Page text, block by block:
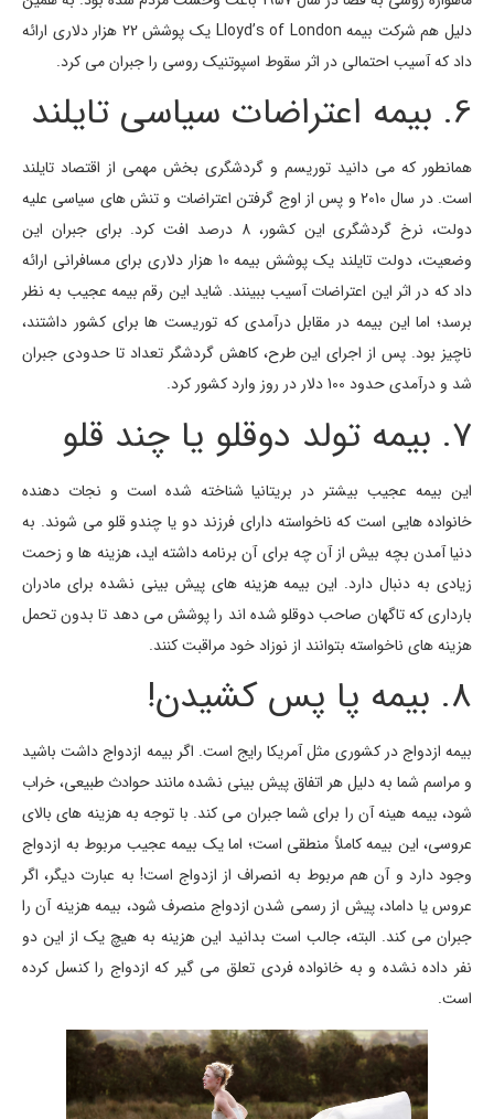
دلیل هم شرکت بیمه Lloyd’s of London یک پوشش 22 هزار دلاری ارائه
داد که آسیب احتمالی در اثر سقوط اسپوتنیک روسی را جبران می کرد.
6. بیمه اعتراضات سیاسی تایلند
همانطور که می دانید توریسم و گردشگری بخش مهمی از اقتصاد تایلند
است. در سال 2010 و پس از اوج گرفتن اعتراضات و تنش های سیاسی علیه
دولت، نرخ گردشگری این کشور، 8 درصد افت کرد. برای جبران این
وضعیت، دولت تایلند یک پوشش بیمه 10 هزار دلاری برای مسافرانی ارائه
داد که در اثر این اعتراضات آسیب ببینند. شاید این رقم بیمه عجیب به نظر
برسد؛ اما این بیمه در مقابل درآمدی که توریست ها برای کشور داشتند،
ناچیز بود. پس از اجرای این طرح، کاهش گردشگر تعداد تا حدودی جبران
شد و درآمدی حدود 100 دلار در روز وارد کشور کرد.
7. بیمه تولد دوقلو یا چند قلو
این بیمه عجیب بیشتر در بریتانیا شناخته شده است و نجات دهنده
خانواده هایی است که ناخواسته دارای فرزند دو یا چندو قلو می شوند. به
دنیا آمدن بچه بیش از آن چه برای آن برنامه داشته اید، هزینه ها و زحمت
زیادی به دنبال دارد. این بیمه هزینه های پیش بینی نشده برای مادران
بارداری که تاگهان صاحب دوقلو شده اند را پوشش می دهد تا بدون تحمل
هزینه های ناخواسته بتوانند از نوزاد خود مراقبت کنند.
8. بیمه پا پس کشیدن!
بیمه ازدواج در کشوری مثل آمریکا رایج است. اگر بیمه ازدواج داشت باشید
و مراسم شما به دلیل هر اتفاق پیش بینی نشده مانند حوادث طبیعی، خراب
شود، بیمه هینه آن را برای شما جبران می کند. با توجه به هزینه های بالای
عروسی، این بیمه کاملاً منطقی است؛ اما یک بیمه عجیب مربوط به ازدواج
وجود دارد و آن هم مربوط به انصراف از ازدواج است! به عبارت دیگر، اگر
عروس یا داماد، پیش از رسمی شدن ازدواج منصرف شود، بیمه هزینه آن را
جبران می کند. البته، جالب است بدانید این هزینه به هیچ یک از این دو
نفر داده نشده و به خانواده فردی تعلق می گیر که ازدواج را کنسل کرده
است.